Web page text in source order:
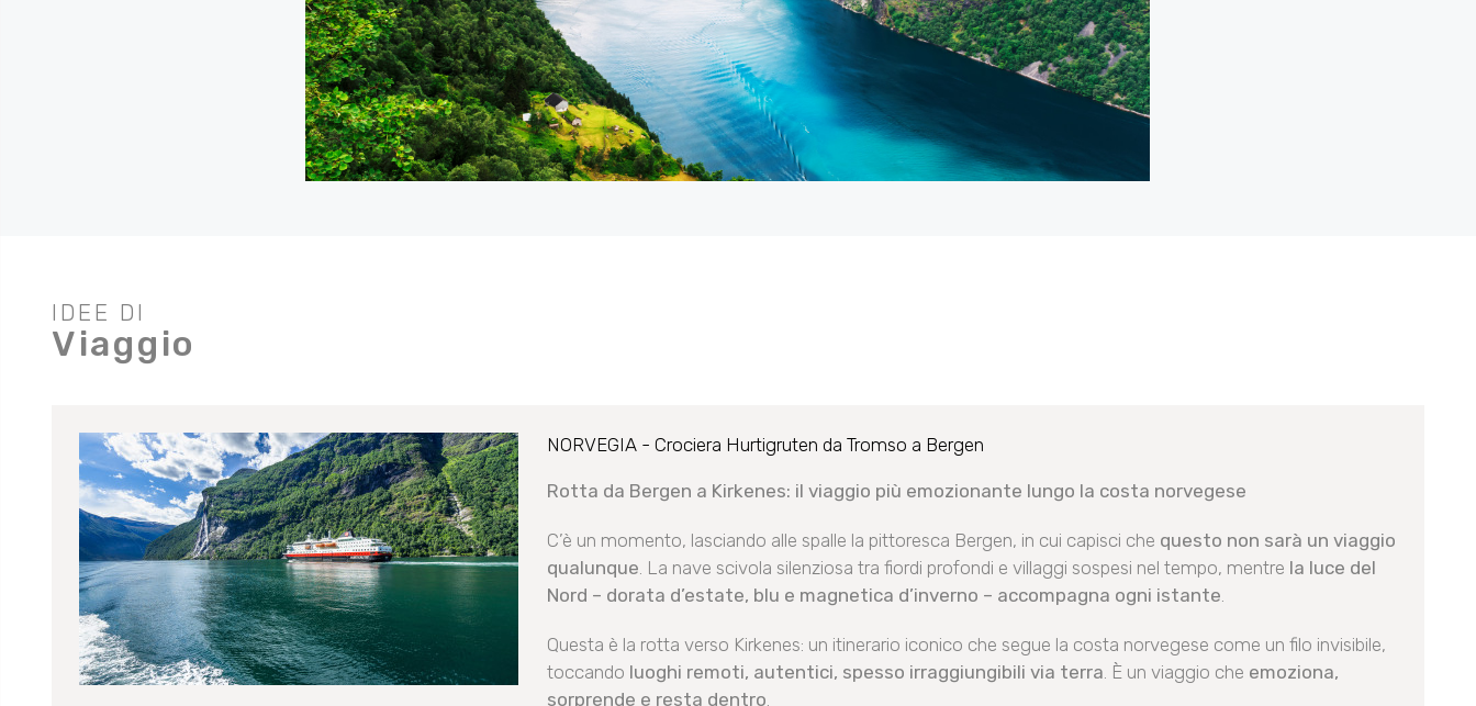
IDEE DI
Viaggio
NORVEGIA - Crociera Hurtigruten da Tromso a Bergen
Rotta da Bergen a Kirkenes: il viaggio più emozionante lungo la costa norvegese
C’è un momento, lasciando alle spalle la pittoresca Bergen, in cui capisci che questo non sarà un viaggio
qualunque. La nave scivola silenziosa tra fiordi profondi e villaggi sospesi nel tempo, mentre la luce del
Nord – dorata d’estate, blu e magnetica d’inverno – accompagna ogni istante.
Questa è la rotta verso Kirkenes: un itinerario iconico che segue la costa norvegese come un filo invisibile,
toccando luoghi remoti, autentici, spesso irraggiungibili via terra. È un viaggio che emoziona,
sorprende e resta dentro.